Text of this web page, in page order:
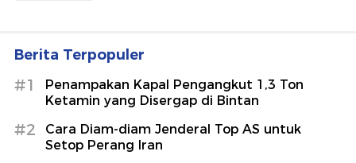
Berita Terpopuler
#1
Penampakan Kapal Pengangkut 1,3 Ton
Ketamin yang Disergap di Bintan
#2
Cara Diam-diam Jenderal Top AS untuk
Setop Perang Iran